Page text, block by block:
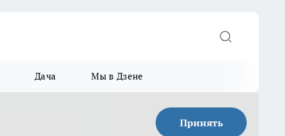
Дача Мы в Дзене
Принять